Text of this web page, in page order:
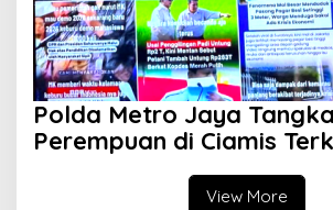
Polda Metro Jaya
Perempuan di Ciamis
Dugaan Penyebaran
Demonstrasi Jelang 17
View More